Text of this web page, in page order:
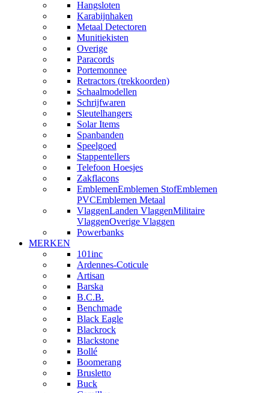
Hangsloten
Karabijnhaken
Metaal Detectoren
Munitiekisten
Overige
Paracords
Portemonnee
Retractors (trekkoorden)
Schaalmodellen
Schrijfwaren
Sleutelhangers
Solar Items
Spanbanden
Speelgoed
Stappentellers
Telefoon Hoesjes
Zakflacons
EmblemenEmblemen StofEmblemen
PVCEmblemen Metaal
VlaggenLanden VlaggenMilitaire
VlaggenOverige Vlaggen
Powerbanks
MERKEN
101inc
Ardennes-Coticule
Artisan
Barska
B.C.B.
Benchmade
Black Eagle
Blackrock
Blackstone
Bollé
Boomerang
Brusletto
Buck